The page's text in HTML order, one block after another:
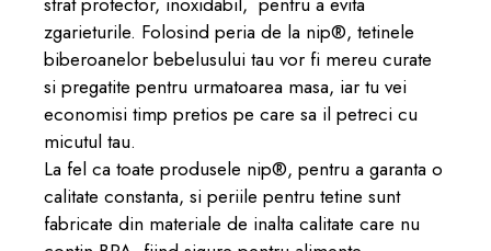
zgarieturile. Folosind peria de la nip®, tetinele
biberoanelor bebelusului tau vor fi mereu curate
si pregatite pentru urmatoarea masa, iar tu vei
economisi timp pretios pe care sa il petreci cu
micutul tau.
La fel ca toate produsele nip®, pentru a garanta o
calitate constanta, si periile pentru tetine sunt
fabricate din materiale de inalta calitate care nu